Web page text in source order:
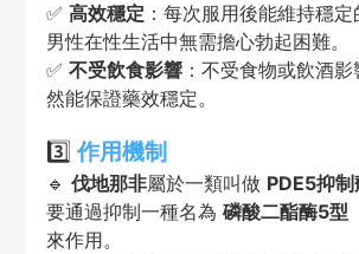
✅ 高效穩定 ：每次服用後能維持穩
男性在性生活中無需擔心勃起困難。
✅ 不受飲食影響：不受食物或飲酒影
然能保證藥效穩定。
3️⃣ 作用機制
🔹 伐地那非屬於一類叫做 PDE5抑制
要通過抑制一種名為 磷酸二酯酶5型
來作用。